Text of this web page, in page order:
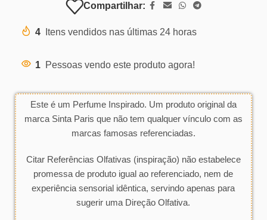
Compartilhar:
4 Itens vendidos nas últimas 24 horas
1 Pessoas vendo este produto agora!
Este é um Perfume Inspirado. Um produto original da
marca Sinta Paris que não tem qualquer vínculo com as
marcas famosas referenciadas.
Citar Referências Olfativas (inspiração) não estabelece
promessa de produto igual ao referenciado, nem de
experiência sensorial idêntica, servindo apenas para
sugerir uma Direção Olfativa.